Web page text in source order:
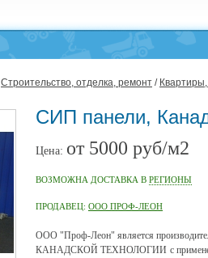
Строительство, отделка, ремонт /
СИП панели,
Цена: от 5000 руб/м2
ВОЗМОЖНА ДОСТАВКА В РЕГИОНЫ
ПРОДАВЕЦ: ООО ПРОФ-ЛЕОН
ООО "Проф-Леон" является
КАНАДСКОЙ ТЕХНОЛОГИИ с